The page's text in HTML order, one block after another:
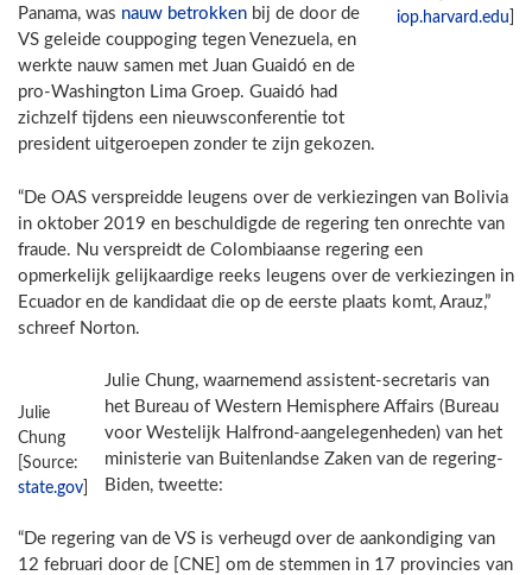
iop.harvard.edu
Panama, was nauw betrokken bij de door de
VS geleide couppoging tegen Venezuela, en
werkte nauw samen met Juan Guaidó en de
pro-Washington Lima Groep. Guaidó had
zichzelf tijdens een nieuwsconferentie tot
president uitgeroepen zonder te zijn gekozen.
“De OAS verspreidde leugens over de verkiezingen van Bolivia
in oktober 2019 en beschuldigde de regering ten onrechte van
fraude. Nu verspreidt de Colombiaanse regering een
opmerkelijk gelijkaardige reeks leugens over de verkiezingen in
Ecuador en de kandidaat die op de eerste plaats komt, Arauz,”
schreef Norton.
Julie
Chung
[Source:
state.gov
Julie Chung, waarnemend assistent-secretaris van
het Bureau of Western Hemisphere Affairs (Bureau
voor Westelijk Halfrond-aangelegenheden) van het
ministerie van Buitenlandse Zaken van de regering-
Biden, tweette:
“De regering van de VS is verheugd over de aankondiging van
12 februari door de [CNE] om de stemmen in 17 provincies van